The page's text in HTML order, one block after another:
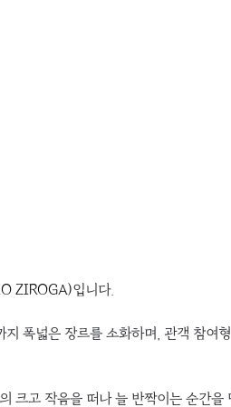
ZIROGA)입니다.
폭넓은 장르를 소화하며, 관객 참여
크고 작음을 떠나 늘 반짝이는 순간을